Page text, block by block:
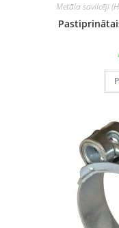
Metāla savilcēji